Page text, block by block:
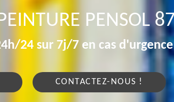
PENSOL
24 sur 7j/7 en cas d'urgence
CONTACTEZ-NOUS !